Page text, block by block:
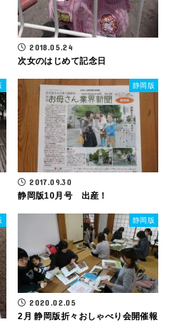
2018.05.24
次女のはじめて記念日
静岡版
2017.09.30
静岡版10月号 出産！
静岡版
2020.02.05
2月 静岡版折々おしゃべり会開催報